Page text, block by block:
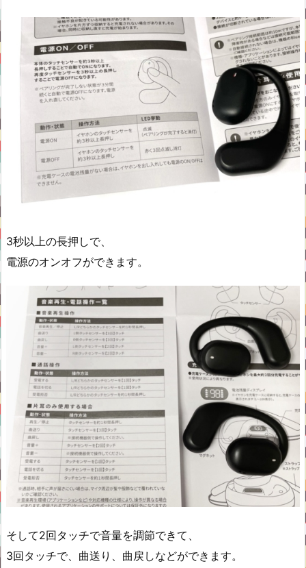
3秒以上の長押しで、
電源のオンオフができます。
そして2回タッチで音量を調節できて、
3回タッチで、曲送り、曲戻しなどができます。